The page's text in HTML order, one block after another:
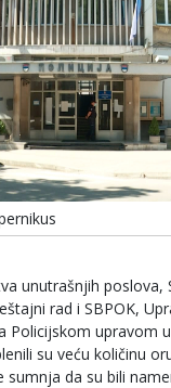
unutrašnjih poslova,
rad i SBPOK,
Policijskom upravom
su veću količinu
sumnja da su bili